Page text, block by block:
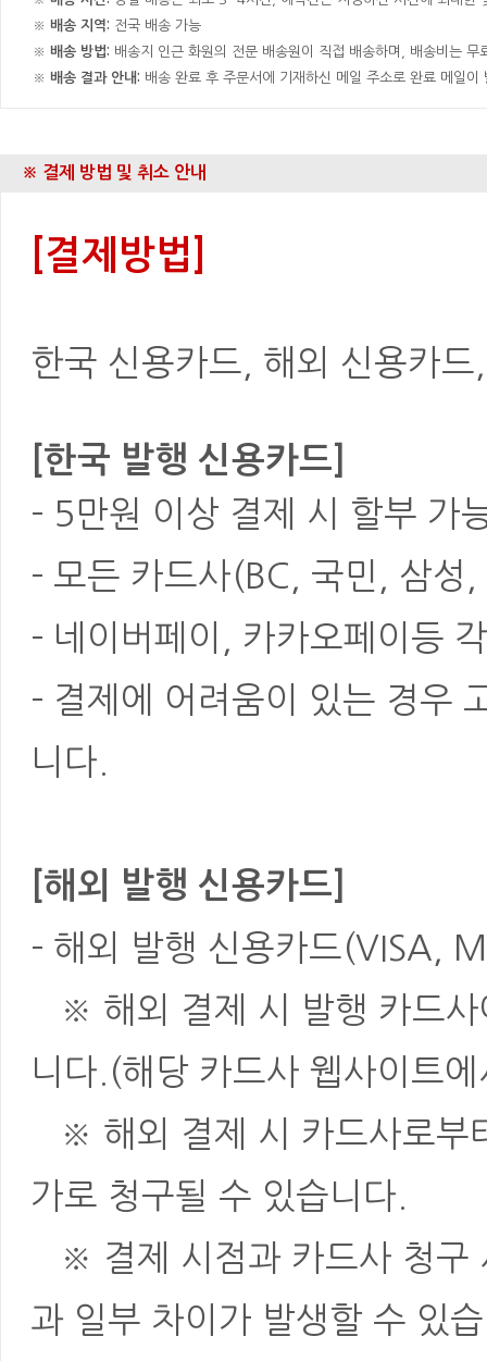
※배송 지역: 전국 배송 가능
※배송 방법: 배송지 인근 화원의 전문 배송원이 직접 배송하며, 배송비는
※배송 결과 안내: 배송 완료 후 주문서에 기재하신 메일 주소로 완료 메일이
※ 결제 방법 및 취소 안내
[결제방법]
한국 신용카드, 해외 신용카
[한국 발행 신용카드]
- 5만원 이상 결제 시 할부 가
- 모든 카드사(BC, 국민, 삼성
- 네이버페이, 카카오페이등
- 결제에 어려움이 있는 경우
니다.
[해외 발행 신용카드]
- 해외 발행 신용카드(VISA,
※ 해외 결제 시 발행 카드사
니다.(해당 카드사 웹사이트
※ 해외 결제 시 카드사로부
가로 청구될 수 있습니다.
※ 결제 시점과 카드사 청구
과 일부 차이가 발생할 수 있